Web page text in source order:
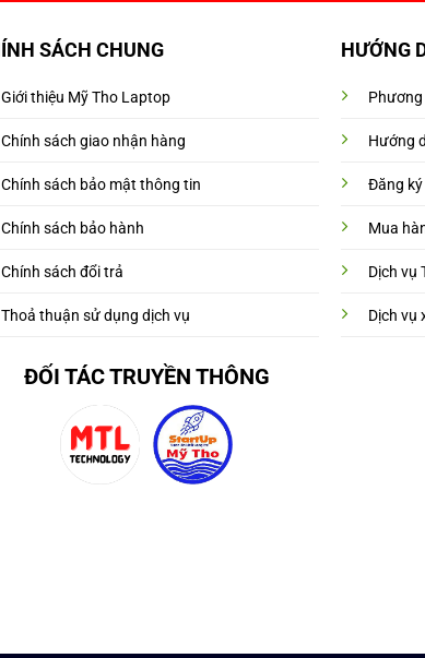
SÁCH CHUNG
Giới thiệu Mỹ Tho Laptop
Chính sách giao nhận hàng
Chính sách bảo mật thông tin
Chính sách bảo hành
Chính sách đổi trả
Thoả thuận sử dụng dịch vụ
ĐỐI TÁC TRUYỀN THÔNG
HƯỚNG
Hướng
Đăng
Mua
Dịch vụ
Dịch vụ